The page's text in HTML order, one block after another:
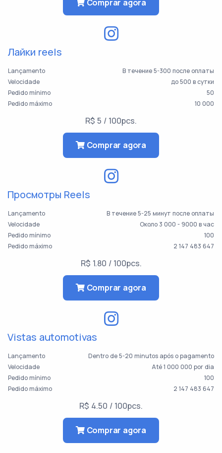
Comprar agora
Лайки reels
Lançamento
В течение 5-300 после оплаты
Velocidade
до 500 в сутки
Pedido mínimo
50
Pedido máximo
10 000
R$ 5 / 100pcs.
Comprar agora
Просмотры Reels
Lançamento
В течение 5-25 минут после оплаты
Velocidade
Около 3 000 - 9000 в час
Pedido mínimo
100
Pedido máximo
2 147 483 647
R$ 1.80 / 100pcs.
Comprar agora
Vistas automotivas
Lançamento
Dentro de 5-20 minutos após o pagamento
Velocidade
Até 1 000 000 por dia
Pedido mínimo
100
Pedido máximo
2 147 483 647
R$ 4.50 / 100pcs.
Comprar agora